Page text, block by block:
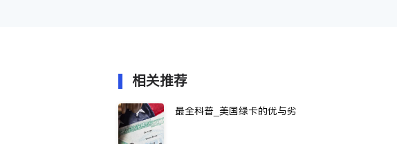
相关推荐
最全科普_美国绿卡的优与劣